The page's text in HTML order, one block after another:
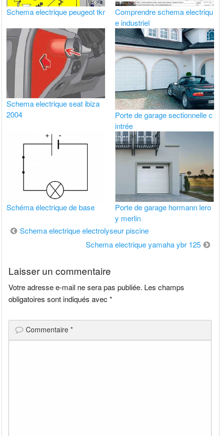
Schema electrique peugeot tkr
Comprendre schema electriqu
e industriel
Schema electrique seat ibiza
2004
Porte de garage sectionnelle c
intrée
Schéma électrique de base
Porte de garage hormann lero
y merlin
Navigation
Schema electrique electrolyseur piscine
Schema electrique yamaha ybr 125
Laisser un commentaire
Votre adresse e-mail ne sera pas publiée. Les champs
obligatoires sont indiqués avec*
Commentaire*